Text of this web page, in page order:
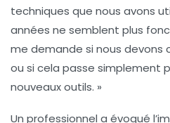
techniques que nous avons
années ne semblent plus
me demande si nous devons
ou si cela passe simplement
nouveaux outils. »
Un professionnel a évoqué